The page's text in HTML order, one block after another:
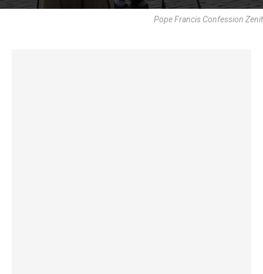
Pope Francis Confession Zenit